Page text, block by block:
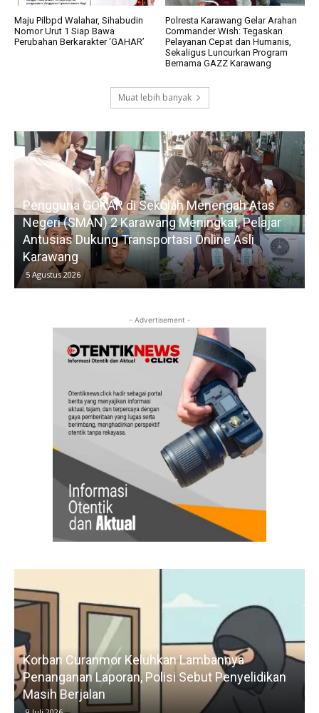
Maju Pilbpd Walahar, Sihabudin
Nomor Urut 1 Siap Bawa
Perubahan Berkarakter ‘GAHAR’
Polresta Karawang Gelar Arahan
Commander Wish: Tegaskan
Pelayanan Cepat dan Humanis,
Sekaligus Luncurkan Program
Bernama GAZZ Karawang
Muat lebih banyak
Pengguna GOKAR di Sekolah Menengah Atas
Negeri (SMAN) 2 Karawang Meningkat, Pelajar
Antusias Dukung Transportasi Online Asli
Karawang
5 Agustus 2026
- Advertisement -
Korban Curanmor Keluhkan Lambannya
Penanganan Laporan, Polisi Sebut Penyelidikan
Masih Berjalan